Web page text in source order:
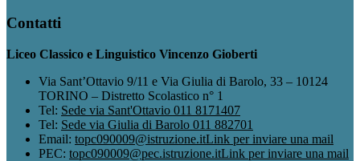
Contatti
Liceo Classico e Linguistico Vincenzo Gioberti
Via Sant’Ottavio 9/11 e Via Giulia di Barolo, 33 – 10124
TORINO – Distretto Scolastico n° 1
Tel: Sede via Sant'Ottavio 011 8171407
Tel: Sede via Giulia di Barolo 011 882701
Email: topc090009@istruzione.itLink per inviare una mail
PEC: topc090009@pec.istruzione.itLink per inviare una mail